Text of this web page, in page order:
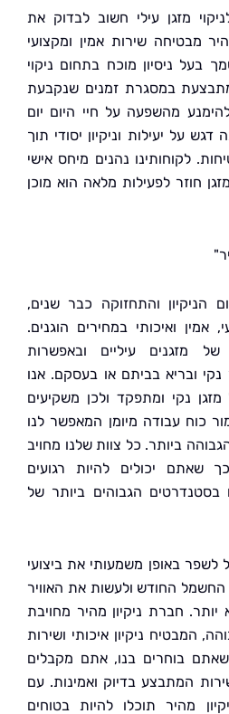
עילי חשוב לבדוק את
שירות אמין ומקצועי
מוכח בתחום ניקוי
זמנים שנקבעת
על חיי היום יום
וניקיון יסודי תוך
נהנים מיחס אישי
מלאה הוא מוכן
והתחזוקה כבר שנים,
במחירים הוגנים.
עיליים ובאפשרות
בביתם או בעסקם. אנו
ולכן משקיעים
מיומן המאפשר לנו
כל צוות שלנו מחויב
להיות רגועים
הגבוהים ביותר של
משמעותי את ביצועי
ולעשות את האוויר
ניקיון מהיר מחויבת
ניקיון איכותי ושירות
בנו, אתם מקבלים
בדיוק ואמינות. עם
תוכלו להיות בטוחים